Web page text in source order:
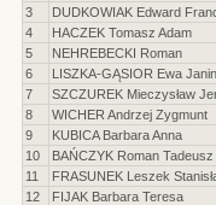
3
DUDKOWIAK Edward
4
HACZEK Tomasz Adam
5
NEHREBECKI Roman
6
LISZKA-GĄSIOR Ewa
7
SZCZUREK Mieczysław
8
WICHER Andrzej Zygmunt
9
KUBICA Barbara Anna
10
BAŃCZYK Roman Tadeusz
11
FRASUNEK Leszek
12
FIJAK Barbara Teresa